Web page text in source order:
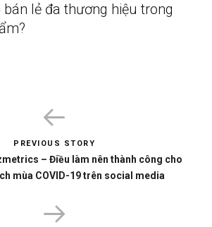
lẻ đa thương hiệu trong
PREVIOUS STORY
– Điều làm nên thành công cho
mùa COVID-19 trên social media